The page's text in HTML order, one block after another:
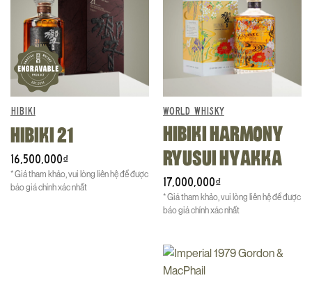
HIBIKI
HIBIKI 21
16,500,000₫
* Giá tham khảo, vui lòng liên hệ để được
báo giá chính xác nhất
WORLD WHISKY
HIBIKI HARMONY
RYUSUI HYAKKA
17,000,000₫
* Giá tham khảo, vui lòng liên hệ để được
báo giá chính xác nhất